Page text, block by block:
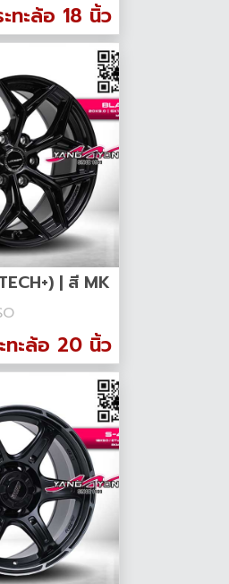
ทะล้อ 18 นิ้ว
| สี MK
ทะล้อ 20 นิ้ว